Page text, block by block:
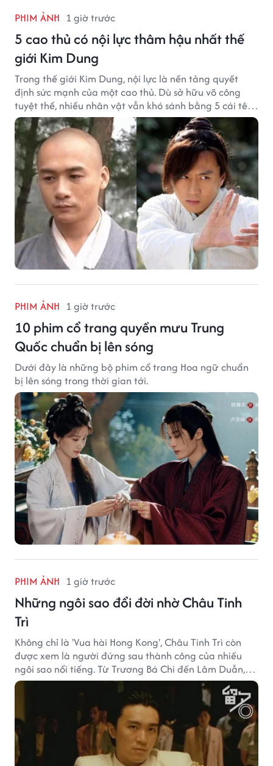
PHIM ẢNH 1 giờ trước
5 cao thủ có nội lực thâm hậu nhất thế
giới Kim Dung
Trong thế giới Kim Dung, nội lực là nền tảng quyết
định sức mạnh của một cao thủ. Dù sở hữu võ công
tuyệt thế, nhiều nhân vật vẫn khó sánh bằng 5 cái tên
dưới đây về độ thâm hậu của chân khí.
PHIM ẢNH 1 giờ trước
10 phim cổ trang quyền mưu Trung
Quốc chuẩn bị lên sóng
Dưới đây là những bộ phim cổ trang Hoa ngữ chuẩn
bị lên sóng trong thời gian tới.
PHIM ẢNH 1 giờ trước
Những ngôi sao đổi đời nhờ Châu Tinh
Trì
Không chỉ là 'Vua hài Hong Kong', Châu Tinh Trì còn
được xem là người đứng sau thành công của nhiều
ngôi sao nổi tiếng. Từ Trương Bá Chi đến Lâm Duẫn,
không ít diễn viên đã bước sang trang mới trong sự
nghiệp nhờ cơ hội từ Châu Tinh Trì.